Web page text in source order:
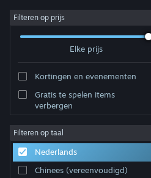
Inloggen
Community
Over
Ondersteuning
Filteren op prijs
Elke prijs
Kortingen en evenementen
Gratis te spelen items
verbergen
Filteren op taal
Nederlands
Chinees (vereenvoudigd)
Ontwikkelaar: Immersive Fusion LLC
Sorteren op Relevantie